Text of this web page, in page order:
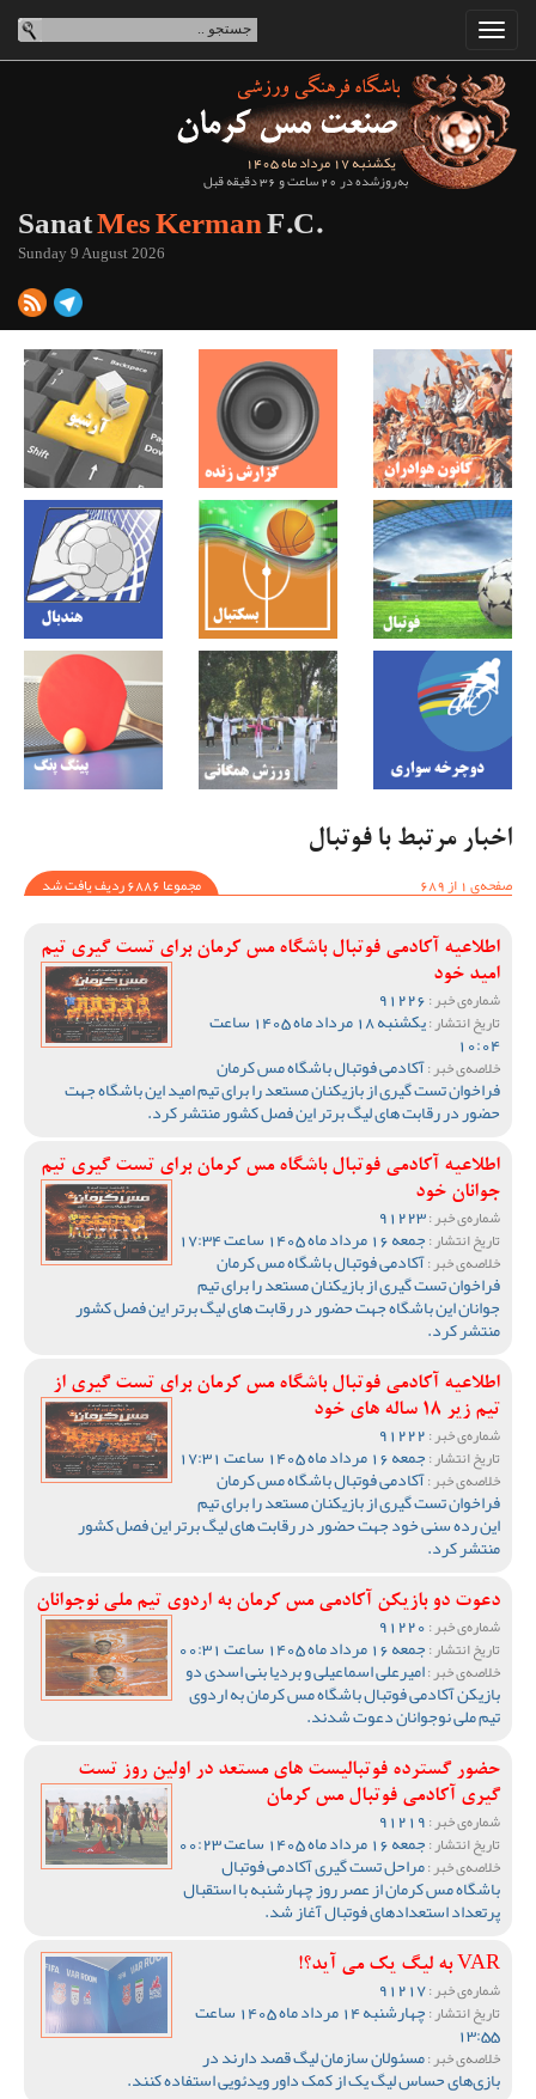
یکشنبه 17 مرداد ماه 1405
به‌روزشده در 20 ساعت و 36 دقیقه قبل
SanatMes KermanF.C.
Sunday 9 August 2026
اخبار مرتبط با فوتبال
صفحه‌ی 1 از 689
مجموعا 6886 ردیف یافت شد
اطلاعیه آکادمی فوتبال باشگاه مس کرمان برای تست گیری تیم
امید خود
شماره‌ی خبر :
تاریخ انتشار : یکشنبه 18 مرداد ماه 1405 ساعت
10:04
خلاصه‌ی خبر :آکادمی فوتبال باشگاه مس کرمان
فراخوان تست گیری از بازیکنان مستعد را برای تیم امید این باشگاه جهت
حضور در رقابت های لیگ برتر این فصل کشور منتشر کرد.
اطلاعیه آکادمی فوتبال باشگاه مس کرمان برای تست گیری تیم
جوانان خود
شماره‌ی خبر :
تاریخ انتشار :جمعه 16 مرداد ماه 1405 ساعت 17:34
خلاصه‌ی خبر :آکادمی فوتبال باشگاه مس کرمان
فراخوان تست گیری از بازیکنان مستعد را برای تیم
جوانان این باشگاه جهت حضور در رقابت های لیگ برتر این فصل کشور
منتشر کرد.
اطلاعیه آکادمی فوتبال باشگاه مس کرمان برای تست گیری از
تیم زیر 18 ساله های خود
شماره‌ی خبر :
تاریخ انتشار :جمعه 16 مرداد ماه 1405 ساعت 17:31
خلاصه‌ی خبر :آکادمی فوتبال باشگاه مس کرمان
فراخوان تست گیری از بازیکنان مستعد را برای تیم
این رده سنی خود جهت حضور در رقابت های لیگ برتر این فصل کشور
منتشر کرد.
دعوت دو بازیکن آکادمی مس کرمان به اردوی تیم ملی نوجوانان
شماره‌ی خبر :
تاریخ انتشار :جمعه 16 مرداد ماه 1405 ساعت 00:31
خلاصه‌ی خبر :امیرعلی اسماعیلی و بردیا بنی اسدی دو
بازیکن آکادمی فوتبال باشگاه مس کرمان به اردوی
تیم ملی نوجوانان دعوت شدند.
حضور گسترده فوتبالیست های مستعد در اولین روز تست
گیری آکادمی فوتبال مس کرمان
شماره‌ی خبر :
تاریخ انتشار :جمعه 16 مرداد ماه 1405 ساعت 00:23
خلاصه‌ی خبر :مراحل تست گیری آکادمی فوتبال
باشگاه مس کرمان از عصر روز چهارشنبه با استقبال
پرتعداد استعدادهای فوتبال آغاز شد.
VAR به لیگ یک می آید؟!
شماره‌ی خبر :
تاریخ انتشار : چهارشنبه 14 مرداد ماه 1405 ساعت
13:55
خلاصه‌ی خبر :مسئولان سازمان لیگ قصد دارند در
بازی‌های حساس لیگ یک از کمک داور ویدئویی استفاده کنند.